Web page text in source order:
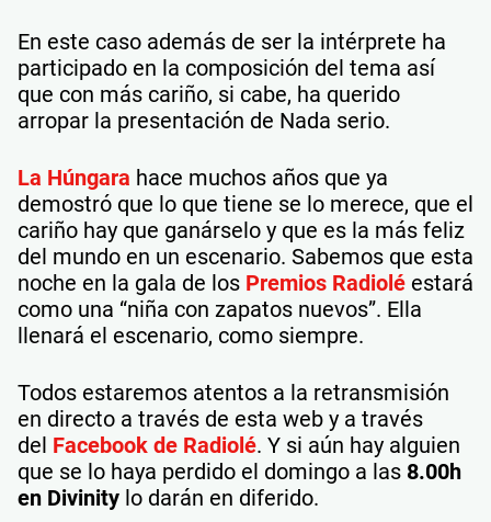
En este caso además de ser la intérprete ha
participado en la composición del tema así
que con más cariño, si cabe, ha querido
arropar la presentación de Nada serio.
La Húngara hace muchos años que ya
demostró que lo que tiene se lo merece, que el
cariño hay que ganárselo y que es la más feliz
del mundo en un escenario. Sabemos que esta
noche en la gala de los Premios Radiolé estará
como una “niña con zapatos nuevos”. Ella
llenará el escenario, como siempre.
Todos estaremos atentos a la retransmisión
en directo a través de esta web y a través
del Facebook de Radiolé. Y si aún hay alguien
que se lo haya perdido el domingo a las 8.00h
en Divinity lo darán en diferido.